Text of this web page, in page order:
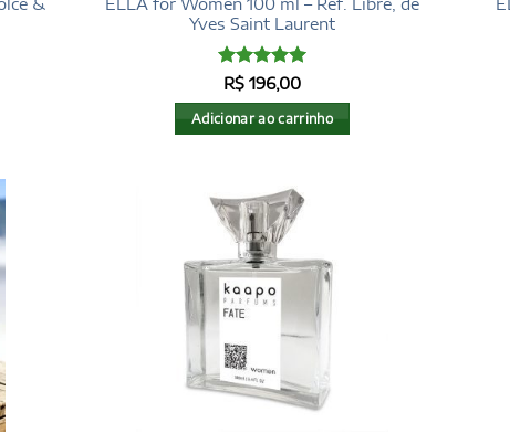
Yves Saint Laurent
Avaliação5
R$196,00
Adicionar ao carrinho